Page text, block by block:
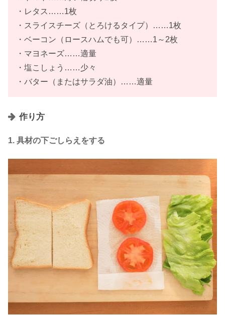
・レタス……1枚
・スライスチーズ（とろけるタイプ）……1枚
・ベーコン（ロースハムでも可）……1～2枚
・マヨネーズ……適量
・塩こしょう……少々
・バター（またはサラダ油）……適量
作り方
1. 具材の下ごしらえをする